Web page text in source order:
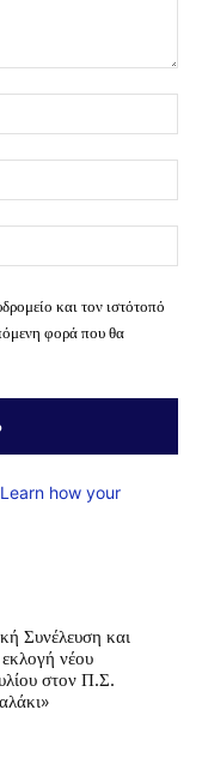
και τον ιστότοπό
φορά που θα
Learn how your
Συνέλευση και
εκλογή νέου
στον Π.Σ.